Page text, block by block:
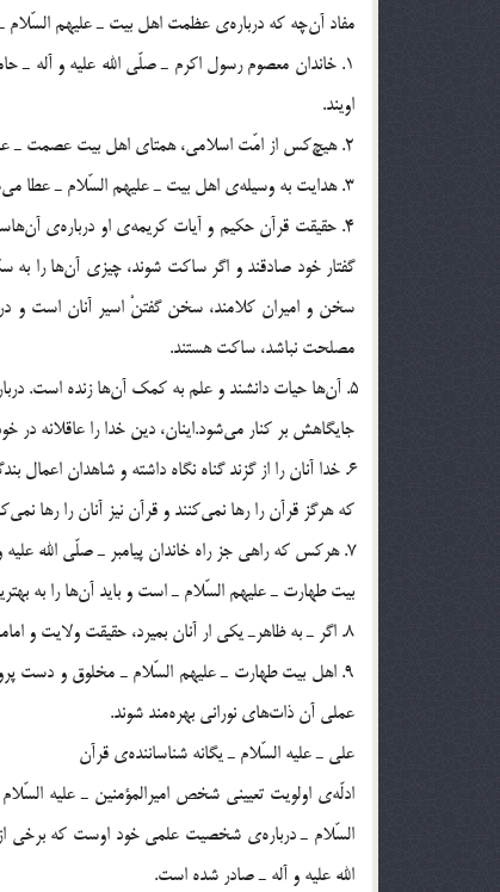
مفاد آن‎چه كه درباره‌ي عظمت اهل ‎بيت ـ عليهم السّلام ـ يادآوري شد، عبارت است از:
اويند.
2. هيچ‎كس از امّت اسلامي، همتاي اهل ‎بيت عصمت ـ عليهم السّلام ـ نيست و با آن‎ها سنجيده نمي‎شود. آنان پايه‌ي دين، و ستون يقينند.
3. هدايت به وسيله‌ي اهل بيت ـ عليهم السّلام ـ عطا مي‎شود و كوري باطني انسان‎ها علاج مي‎گردد.
مصلحت نباشد، ساكت هستند.
جايگاهش بر كنار مي‎شود.اينان، دين خدا را عاقلانه در خود جاي مي‎دهند و دستورهاي آن‎را رعايت مي‎كنند و به شنيدن و گفتن بسنده نمي‎كنند.
كه هرگز قرآن را رها نمي‎كنند و قرآن نيز آنان را رها نمي‎كند.
بيت طهارت ـ عليهم السّلام ـ است و بايد آن‎ها را به بهترين درجات قرآني منزل داد و همانند شتران تشنه كام به كوثر زلال معرفت آنان وارد شد.
8. اگر ـ به ظاهرـ يكي ار آنان بميرد، حقيقت ولايت و امامت او زنده است و حقيقت او هيچ‎گاه فرسوده نمي‎شود.
عملي آن ذات‎هاي نوراني بهره‎مند شوند.
علي ـ عليه السّلام ـ يگانه شناساننده‌ي قرآن
ادلّه‌ي اولويت تعييني شخص اميرالمؤمنين ـ عليه
السّلام ـ درباره‌ي شخصيت علمي خود اوست كه برخي
الله عليه و آله ـ صادر شده است.